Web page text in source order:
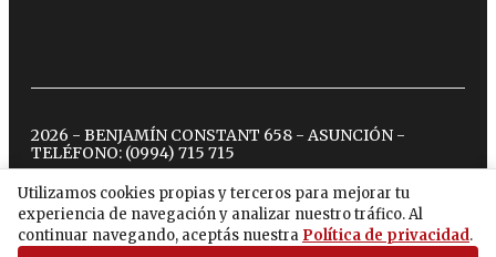
Utilizamos cookies propias y terceros para mejorar tu
experiencia de navegación y analizar nuestro tráfico. Al
continuar navegando, aceptás nuestra Política de privacidad.
2026 - BENJAMÍN CONSTANT 658 - ASUNCIÓN -
TELÉFONO: (0994) 715 715
twitterinstagram
facebook
tiktokyoutubespotify